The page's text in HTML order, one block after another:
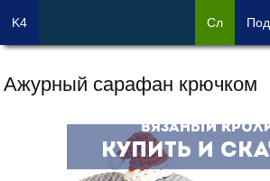
Ажурный сарафан крючком
K4 Сл Под